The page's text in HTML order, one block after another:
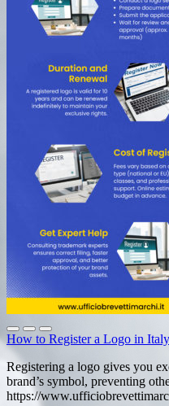
How to Register a Logo in Italy
Registering a logo gives you
brand’s symbol, preventing
https://